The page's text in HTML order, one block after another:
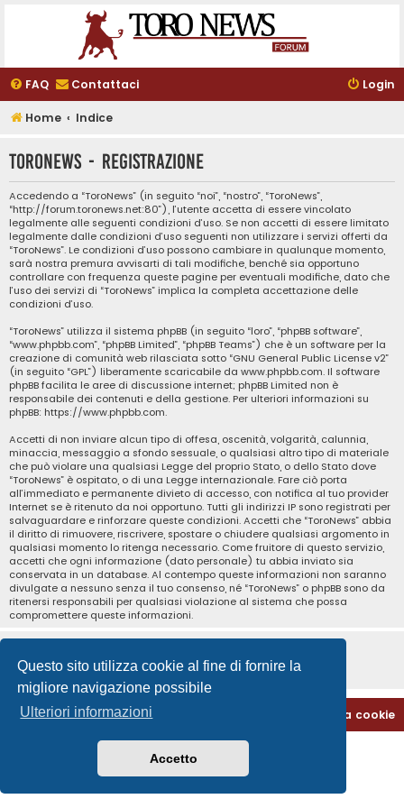
Questo sito utilizza cookie al fine di fornire la
migliore navigazione possibile
Ulteriori informazioni
Accetto
FAQ Contattaci Login
Home Indice
ToroNews - Registrazione
Accedendo a “ToroNews” (in seguito “noi”, “nostro”, “ToroNews”,
“http://forum.toronews.net:80”), l’utente accetta di essere vincolato
legalmente alle seguenti condizioni d’uso. Se non accetti di essere limitato
legalmente dalle condizioni d’uso seguenti non utilizzare i servizi offerti da
“ToroNews”. Le condizioni d’uso possono cambiare in qualunque momento,
sarà nostra premura avvisarti di tali modifiche, benché sia opportuno
controllare con frequenza queste pagine per eventuali modifiche, dato che
l’uso dei servizi di “ToroNews” implica la completa accettazione delle
condizioni d’uso.
“ToroNews” utilizza il sistema phpBB (in seguito “loro”, “phpBB software”,
“www.phpbb.com”, “phpBB Limited”, “phpBB Teams”) che è un software per la
creazione di comunità web rilasciata sotto “GNU General Public License v2”
(in seguito “GPL”) liberamente scaricabile da www.phpbb.com. Il software
phpBB facilita le aree di discussione internet; phpBB Limited non è
responsabile dei contenuti e della gestione. Per ulteriori informazioni su
phpBB: https://www.phpbb.com.
Accetti di non inviare alcun tipo di offesa, oscenità, volgarità, calunnia,
minaccia, messaggio a sfondo sessuale, o qualsiasi altro tipo di materiale
che può violare una qualsiasi Legge del proprio Stato, o dello Stato dove
“ToroNews” è ospitato, o di una Legge internazionale. Fare ciò porta
all’immediato e permanente divieto di accesso, con notifica al tuo provider
Internet se è ritenuto da noi opportuno. Tutti gli indirizzi IP sono registrati per
salvaguardare e rinforzare queste condizioni. Accetti che “ToroNews” abbia
il diritto di rimuovere, riscrivere, spostare o chiudere qualsiasi argomento in
qualsiasi momento lo ritenga necessario. Come fruitore di questo servizio,
accetti che ogni informazione (dato personale) tu abbia inviato sia
conservata in un database. Al contempo queste informazioni non saranno
divulgate a nessuno senza il tuo consenso, né “ToroNews” o phpBB sono da
ritenersi responsabili per qualsiasi violazione al sistema che possa
compromettere queste informazioni.
Home Indice Cancella cookie